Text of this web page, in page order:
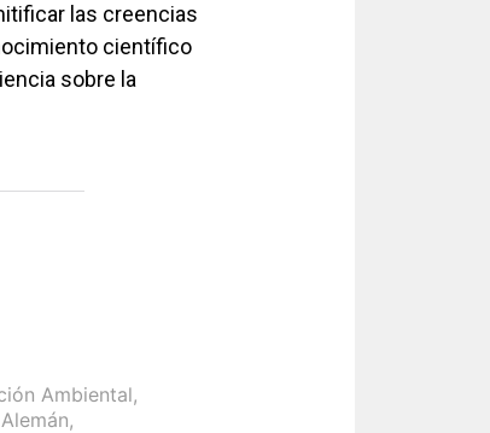
las creencias
científico
sobre la
Ambiental,
,